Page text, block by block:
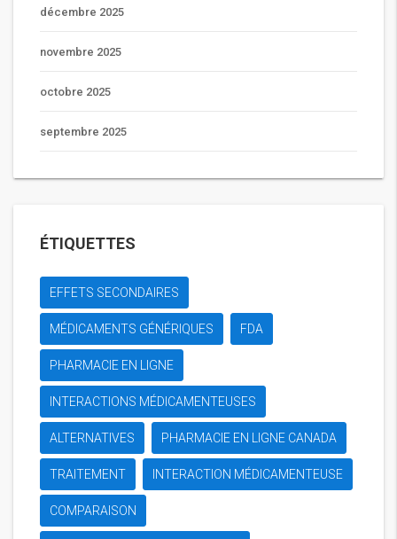
décembre 2025
novembre 2025
octobre 2025
septembre 2025
ÉTIQUETTES
EFFETS SECONDAIRES
MÉDICAMENTS GÉNÉRIQUES FDA
PHARMACIE EN LIGNE
INTERACTIONS MÉDICAMENTEUSES
ALTERNATIVES PHARMACIE EN LIGNE CANADA
TRAITEMENT INTERACTION MÉDICAMENTEUSE
COMPARAISON